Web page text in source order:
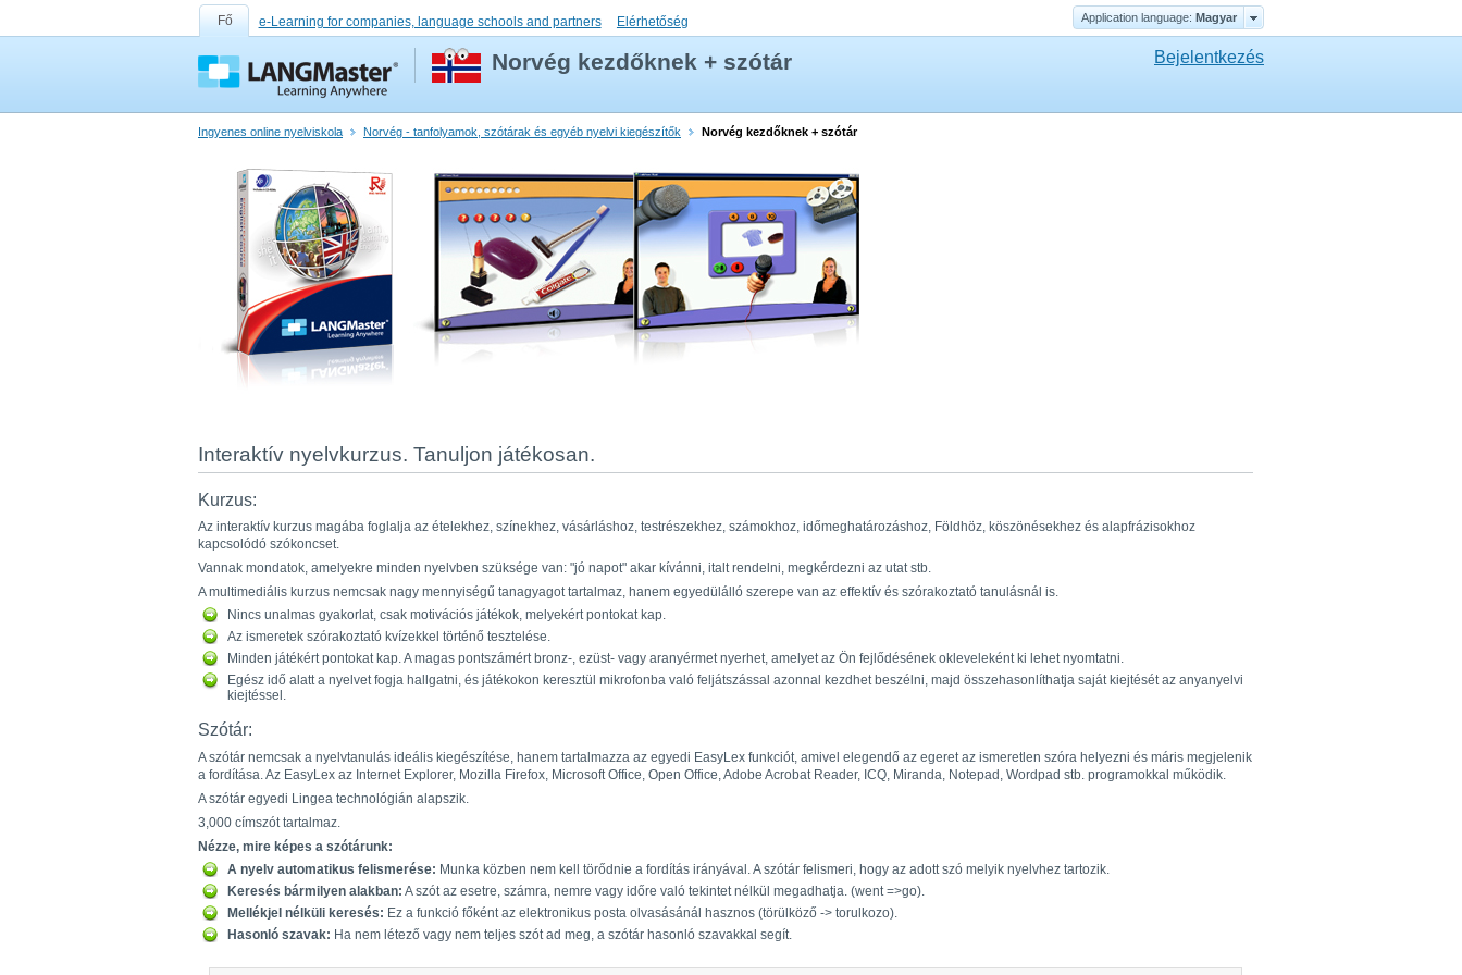
Fő e-Learning for companies, language schools and partners Elérhetőség Application language: Magyar
Norvég kezdőknek + szótár Bejelentkezés
Ingyenes online nyelviskola Norvég - tanfolyamok, szótárak és egyéb nyelvi kiegészítők Norvég kezdőknek + szótár
Interaktív nyelvkurzus. Tanuljon játékosan.
Kurzus:
Az interaktív kurzus magába foglalja az ételekhez, színekhez, vásárláshoz, testrészekhez, számokhoz, időmeghatározáshoz, Földhöz, köszönésekhez és alapfrázisokhoz
kapcsolódó szókoncset.
Vannak mondatok, amelyekre minden nyelvben szüksége van: "jó napot" akar kívánni, italt rendelni, megkérdezni az utat stb.
A multimediális kurzus nemcsak nagy mennyiségű tanagyagot tartalmaz, hanem egyedülálló szerepe van az effektív és szórakoztató tanulásnál is.
Nincs unalmas gyakorlat, csak motivációs játékok, melyekért pontokat kap.
Az ismeretek szórakoztató kvízekkel történő tesztelése.
Minden játékért pontokat kap. A magas pontszámért bronz-, ezüst- vagy aranyérmet nyerhet, amelyet az Ön fejlődésének okleveleként ki lehet nyomtatni.
Egész idő alatt a nyelvet fogja hallgatni, és játékokon keresztül mikrofonba való feljátszással azonnal kezdhet beszélni, majd összehasonlíthatja saját kiejtését az anyanyelvi
kiejtéssel.
Szótár:
A szótár nemcsak a nyelvtanulás ideális kiegészítése, hanem tartalmazza az egyedi EasyLex funkciót, amivel elegendő az egeret az ismeretlen szóra helyezni és máris megjelenik
a fordítása. Az EasyLex az Internet Explorer, Mozilla Firefox, Microsoft Office, Open Office, Adobe Acrobat Reader, ICQ, Miranda, Notepad, Wordpad stb. programokkal működik.
A szótár egyedi Lingea technológián alapszik.
3,000 címszót tartalmaz.
Nézze, mire képes a szótárunk:
A nyelv automatikus felismerése: Munka közben nem kell törődnie a fordítás irányával. A szótár felismeri, hogy az adott szó melyik nyelvhez tartozik.
Keresés bármilyen alakban: A szót az esetre, számra, nemre vagy időre való tekintet nélkül megadhatja. (went =>go).
Mellékjel nélküli keresés: Ez a funkció főként az elektronikus posta olvasásánál hasznos (törülköző -> torulkozo).
Hasonló szavak: Ha nem létező vagy nem teljes szót ad meg, a szótár hasonló szavakkal segít.